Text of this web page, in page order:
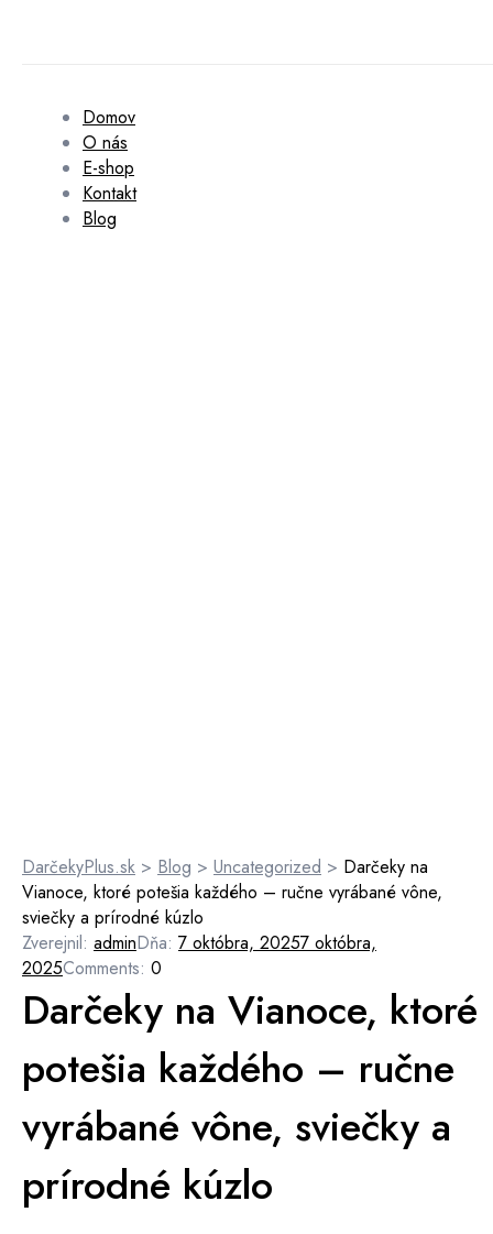
Domov
O nás
E-shop
Kontakt
Blog
DarčekyPlus.sk > Blog > Uncategorized > Darčeky na
Vianoce, ktoré potešia každého – ručne vyrábané vône,
sviečky a prírodné kúzlo
Zverejnil: adminDňa: 7 októbra, 20257 októbra,
2025Comments: 0
Darčeky na Vianoce, ktoré
potešia každého – ručne
vyrábané vône, sviečky a
prírodné kúzlo